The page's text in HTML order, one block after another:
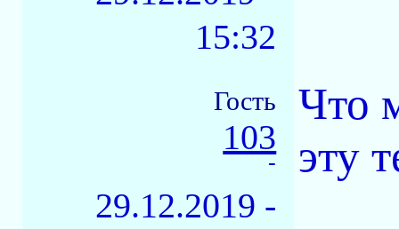
15:32
Гость
103
-
29.12.2019 -
Что
эту